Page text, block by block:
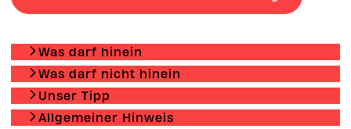
Was darf hinein
Was darf nicht hinein
Unser Tipp
Allgemeiner Hinweis